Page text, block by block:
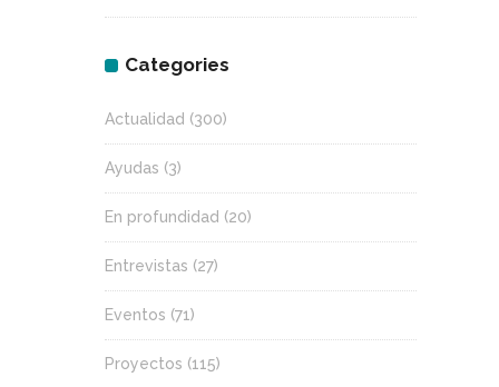
Categories
Actualidad (300)
Ayudas (3)
En profundidad (20)
Entrevistas (27)
Eventos (71)
Proyectos (115)